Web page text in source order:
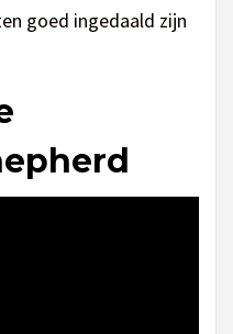
goed ingedaald zijn